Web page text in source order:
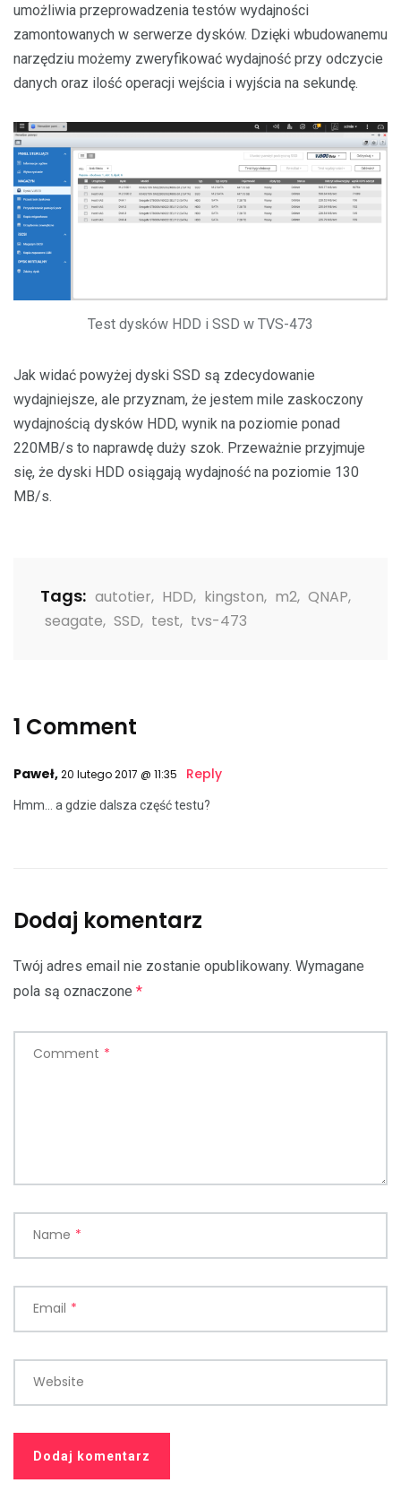
umożliwia przeprowadzenia testów wydajności
zamontowanych w serwerze dysków. Dzięki wbudowanemu
narzędziu możemy zweryfikować wydajność przy odczycie
danych oraz ilość operacji wejścia i wyjścia na sekundę.
Test dysków HDD i SSD w TVS-473
Jak widać powyżej dyski SSD są zdecydowanie
wydajniejsze, ale przyznam, że jestem mile zaskoczony
wydajnością dysków HDD, wynik na poziomie ponad
220MB/s to naprawdę duży szok. Przeważnie przyjmuje
się, że dyski HDD osiągają wydajność na poziomie 130
MB/s.
Tags: autotier, HDD, kingston, m2, QNAP,
seagate, SSD, test, tvs-473
1 Comment
Paweł,20 lutego 2017 @ 11:35 Reply
Hmm… a gdzie dalsza część testu?
Dodaj komentarz
Twój adres email nie zostanie opublikowany. Wymagane
pola są oznaczone *
Comment *
Name *
Email *
Website